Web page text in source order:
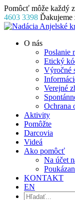
Skip
to
content
Pomôcť môže každý
4603 3398 Ďakujeme
Facebook
Instagram
YouTube
O nás
Poslanie
Etický
Výročné
Verejné
Ochrana
Aktivity
Pomôžte
Darcovia
Videá
Ako pomôcť
Na účet
KONTAKT
EN
Hľadať: